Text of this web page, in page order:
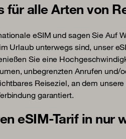
für alle Arten von
eSIM und sagen Sie Auf
Urlaub unterwegs sind, unser
Sie eine
unbegrenzten Anrufen und/
Reiseziel, an dem
garantiert.
eSIM-Tarif in nur